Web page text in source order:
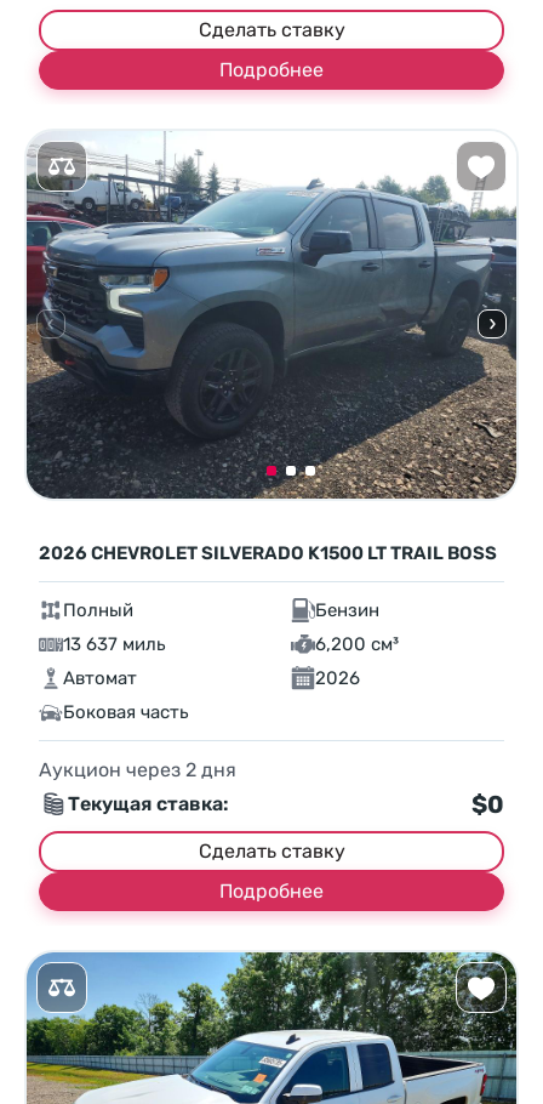
Сделать ставку
Подробнее
2026 CHEVROLET SILVERADO K1500 LT TRAIL BOSS
Полный
Бензин
13 637 миль
6,200 см³
Автомат
2026
Боковая часть
Аукцион через 2 дня
Текущая ставка:
$0
Сделать ставку
Подробнее